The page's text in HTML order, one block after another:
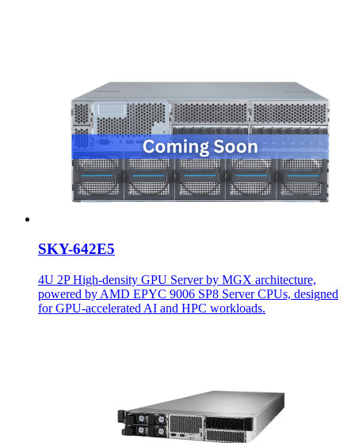
SKY-642E5
4U 2P High-density GPU Server by MGX architecture,
powered by AMD EPYC 9006 SP8 Server CPUs, designed
for GPU-accelerated AI and HPC workloads.